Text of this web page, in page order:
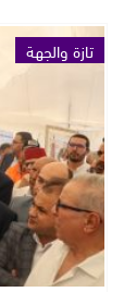
تازة والجهة